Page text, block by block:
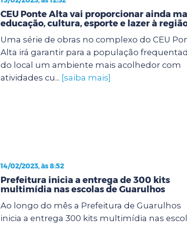
CEU Ponte Alta vai proporcionar ainda
educação, cultura, esporte e lazer à
Uma série de obras no complexo do CEU
Alta irá garantir para a população
do local um ambiente mais acolhedor com
atividades cu... [saiba mais]
14/02/2023, às 8:52
Prefeitura inicia a entrega de 300 kits
multimídia nas escolas de Guarulhos
Ao longo do mês a Prefeitura de Guarulhos
inicia a entrega 300 kits multimídia nas